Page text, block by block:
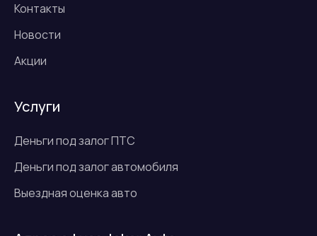
Контакты
Новости
Акции
Услуги
Деньги под залог ПТС
Деньги под залог автомобиля
Выездная оценка авто